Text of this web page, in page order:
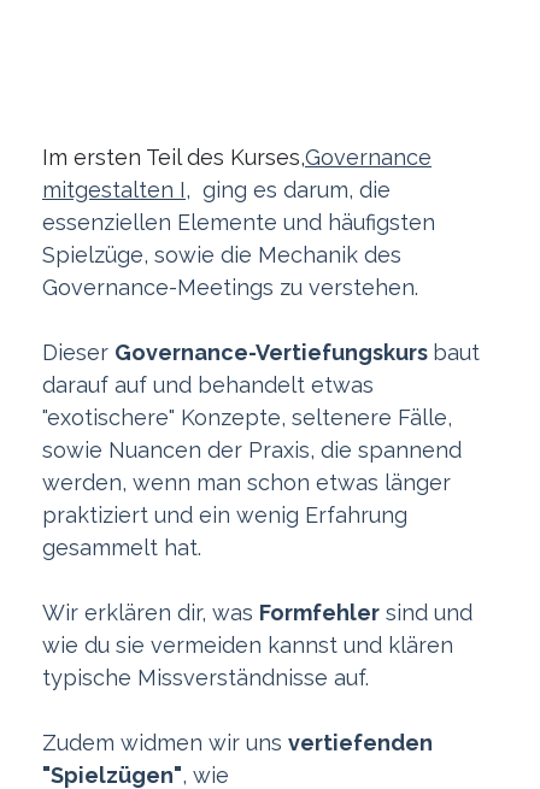
Im ersten Teil des Kurses,Governance
mitgestalten I, ging es darum, die
essenziellen Elemente und häufigsten
Spielzüge, sowie die Mechanik des
Governance-Meetings zu verstehen.
Dieser Governance-Vertiefungskurs baut
darauf auf und behandelt etwas
"exotischere" Konzepte, seltenere Fälle,
sowie Nuancen der Praxis, die spannend
werden, wenn man schon etwas länger
praktiziert und ein wenig Erfahrung
gesammelt hat.
Wir erklären dir, was Formfehler sind und
wie du sie vermeiden kannst und klären
typische Missverständnisse auf.
Zudem widmen wir uns vertiefenden
"Spielzügen", wie